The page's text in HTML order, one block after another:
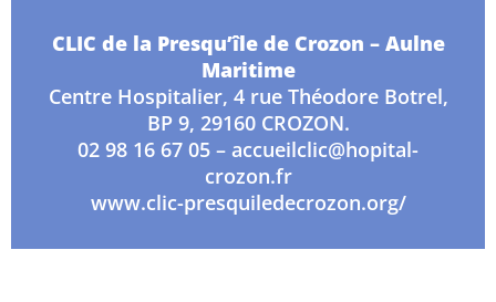
CLIC de la Presqu’île de Crozon – Aulne
Maritime
Centre Hospitalier, 4 rue Théodore Botrel,
BP 9, 29160 CROZON.
02 98 16 67 05 – accueilclic@hopital-
crozon.fr
www.clic-presquiledecrozon.org/